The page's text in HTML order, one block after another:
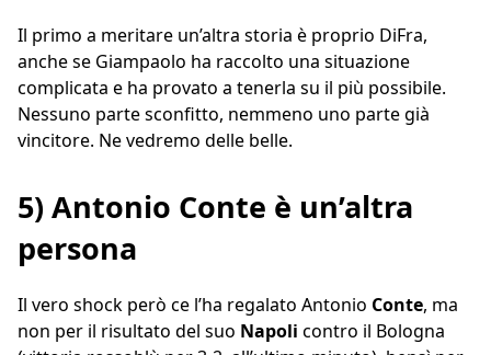
Il primo a meritare un’altra storia è proprio DiFra,
anche se Giampaolo ha raccolto una situazione
complicata e ha provato a tenerla su il più possibile.
Nessuno parte sconfitto, nemmeno uno parte già
vincitore. Ne vedremo delle belle.
5) Antonio Conte è un’altra
persona
Il vero shock però ce l’ha regalato Antonio Conte, ma
non per il risultato del suo Napoli contro il Bologna